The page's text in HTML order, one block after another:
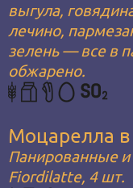
выгула,
лечино,
зелень — все в
обжарено.
Моцарелла в
Панированные
Fiordilatte, 4 шт.